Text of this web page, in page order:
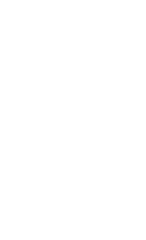
und vereidigte
werden.